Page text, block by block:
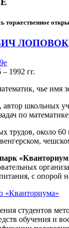
торжественное
ЛОПОВОК
1992 гг.
чье имя
школьных
по
трудов, около
с
«Кванториума»
студентов
обучения и